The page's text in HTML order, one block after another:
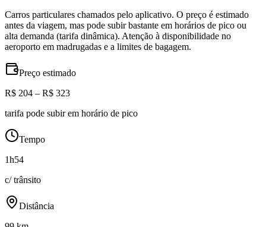
Carros particulares chamados pelo aplicativo. O preço é estimado
antes da viagem, mas pode subir bastante em horários de pico ou
alta demanda (tarifa dinâmica). Atenção à disponibilidade no
aeroporto em madrugadas e a limites de bagagem.
Preço estimado
R$ 204 – R$ 323
tarifa pode subir em horário de pico
Tempo
1h54
c/ trânsito
Distância